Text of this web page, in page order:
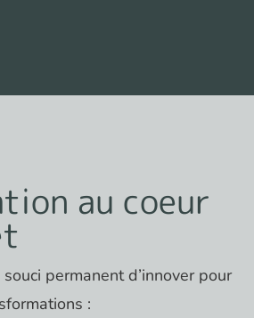
au coeur
permanent d’innover pour
: